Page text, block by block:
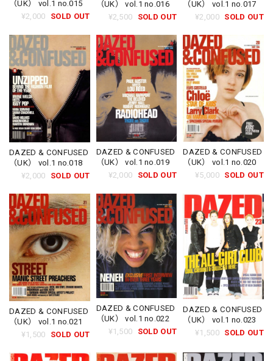
（UK） vol.1 no.015
¥2,000
SOLD OUT
（UK） vol.1 no.016
¥2,500
SOLD OUT
（UK） vol.1 no.017
¥2,000 SOLD OUT
DAZED & CONFUSED
（UK） vol.1 no.018
¥2,000
SOLD OUT
DAZED & CONFUSED
（UK） vol.1 no.019
¥2,000
SOLD OUT
DAZED & CONFUSED
（UK） vol.1 no.020
¥5,000 SOLD OUT
DAZED & CONFUSED
（UK） vol.1 no.021
¥1,500
SOLD OUT
DAZED & CONFUSED
（UK） vol.1 no.022
¥1,500
SOLD OUT
DAZED & CONFUSED
（UK） vol.1 no.023
¥1,500 SOLD OUT